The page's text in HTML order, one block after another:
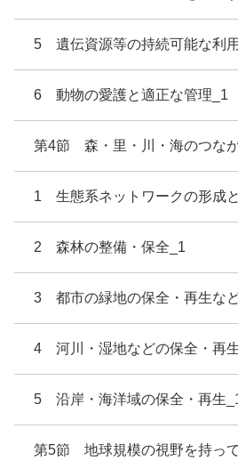
5 遺伝資源等の持続可能な利
6 動物の愛護と適正な管理_1
第4節 森・里・川・海のつな
1 生態系ネットワークの形成
2 森林の整備・保全_1
3 都市の緑地の保全・再生な
4 河川・湿地などの保全・再
5 沿岸・海洋域の保全・再生
第5節 地球規模の視野を持っ